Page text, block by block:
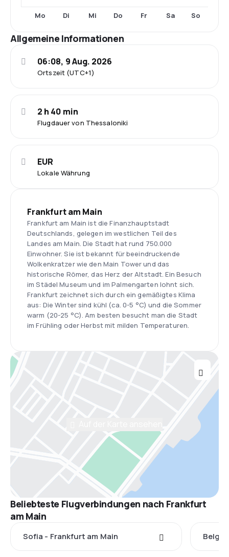
Mo Di Mi Do Fr Sa So
Allgemeine Informationen
Ortszeit (UTC+1)
06:08, 9 Aug. 2026
Flugdauer von Thessaloniki
2 h 40 min
Lokale Währung
EUR
Frankfurt am Main
Frankfurt am Main ist die Finanzhauptstadt
Deutschlands, gelegen im westlichen Teil des
Landes am Main. Die Stadt hat rund 750.000
Einwohner. Sie ist bekannt für beeindruckende
Wolkenkratzer wie den Main Tower und das
historische Römer, das Herz der Altstadt. Ein Besuch
im Städel Museum und im Palmengarten lohnt sich.
Frankfurt zeichnet sich durch ein gemäßigtes Klima
aus: Die Winter sind kühl (ca. 0-5 °C) und die Sommer
warm (20-25 °C). Am besten besucht man die Stadt
im Frühling oder Herbst mit milden Temperaturen.
Beliebteste Flugverbindungen nach Frankfurt
am Main
Sofia - Frankfurt am Main